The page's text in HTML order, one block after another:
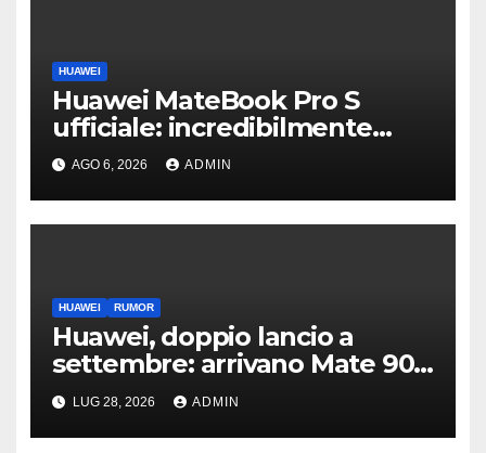
HUAWEI
Huawei MateBook Pro S
ufficiale: incredibilmente
leggero e supersottile
AGO 6, 2026 ADMIN
HUAWEI RUMOR
Huawei, doppio lancio a
settembre: arrivano Mate 90
e il nuovo tri-fold
LUG 28, 2026 ADMIN